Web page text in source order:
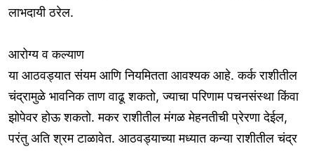
लाभदायी ठरेल.
आरोग्य व कल्याण
या आठवड्यात संयम आणि नियमितता आवश्यक आहे. कर्क राशीतील
चंद्रामुळे भावनिक ताण वाढू शकतो, ज्याचा परिणाम पचनसंस्था किंवा
झोपेवर होऊ शकतो. मकर राशीतील मंगळ मेहनतीची प्रेरणा देईल,
परंतु अति श्रम टाळावेत. आठवड्याच्या मध्यात कन्या राशीतील चंद्र